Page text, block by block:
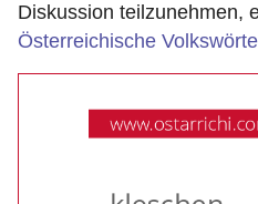
Diskussion teilzunehmen,
Österreichische